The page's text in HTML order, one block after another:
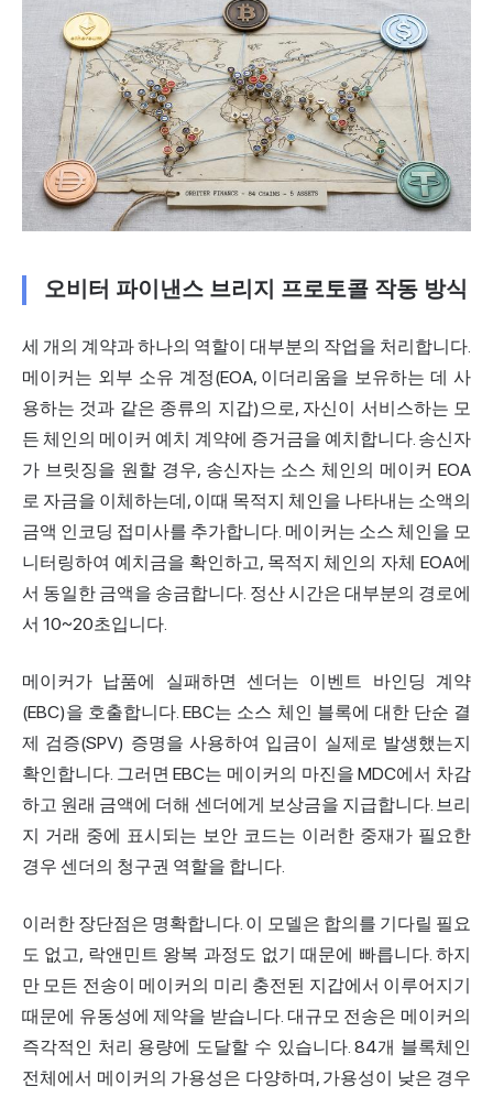
오비터 파이낸스 브리지 프로토콜 작동 방식
세 개의 계약과 하나의 역할이 대부분의 작업을 처리합니다.
메이커는 외부 소유 계정(EOA, 이더리움을 보유하는 데 사
용하는 것과 같은 종류의 지갑)으로, 자신이 서비스하는 모
든 체인의 메이커 예치 계약에 증거금을 예치합니다. 송신자
가 브릿징을 원할 경우, 송신자는 소스 체인의 메이커 EOA
로 자금을 이체하는데, 이때 목적지 체인을 나타내는 소액의
금액 인코딩 접미사를 추가합니다. 메이커는 소스 체인을 모
니터링하여 예치금을 확인하고, 목적지 체인의 자체 EOA에
서 동일한 금액을 송금합니다. 정산 시간은 대부분의 경로에
서 10~20초입니다.
메이커가 납품에 실패하면 센더는 이벤트 바인딩 계약
(EBC)을 호출합니다. EBC는 소스 체인 블록에 대한 단순 결
제 검증(SPV) 증명을 사용하여 입금이 실제로 발생했는지
확인합니다. 그러면 EBC는 메이커의 마진을 MDC에서 차감
하고 원래 금액에 더해 센더에게 보상금을 지급합니다. 브리
지 거래 중에 표시되는 보안 코드는 이러한 중재가 필요한
경우 센더의 청구권 역할을 합니다.
이러한 장단점은 명확합니다. 이 모델은 합의를 기다릴 필요
도 없고, 락앤민트 왕복 과정도 없기 때문에 빠릅니다. 하지
만 모든 전송이 메이커의 미리 충전된 지갑에서 이루어지기
때문에 유동성에 제약을 받습니다. 대규모 전송은 메이커의
즉각적인 처리 용량에 도달할 수 있습니다. 84개 블록체인
전체에서 메이커의 가용성은 다양하며, 가용성이 낮은 경우